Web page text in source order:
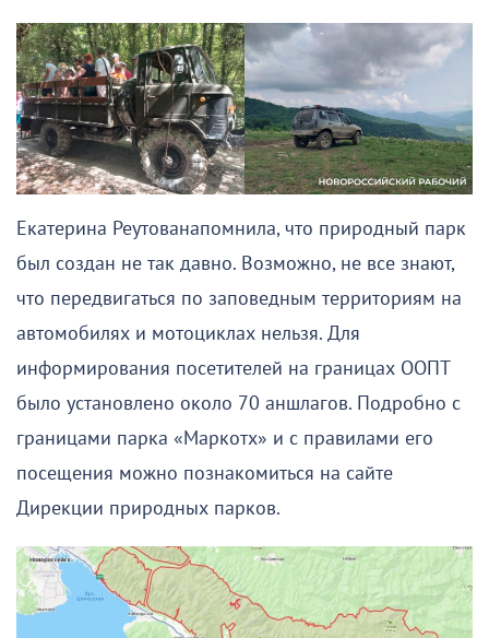
Екатерина Реутованапомнила, что природный парк
был создан не так давно. Возможно, не все знают,
что передвигаться по заповедным территориям на
автомобилях и мотоциклах нельзя. Для
информирования посетителей на границах ООПТ
было установлено около 70 аншлагов. Подробно с
границами парка «Маркотх» и с правилами его
посещения можно познакомиться на сайте
Дирекции природных парков.